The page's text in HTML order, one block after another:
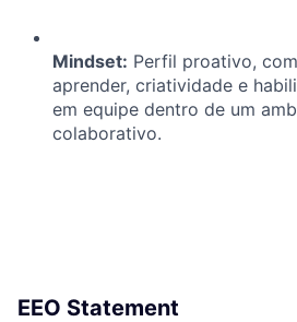
Mindset: Perfil proativo,
aprender, criatividade e
em equipe dentro de um
colaborativo.
EEO Statement